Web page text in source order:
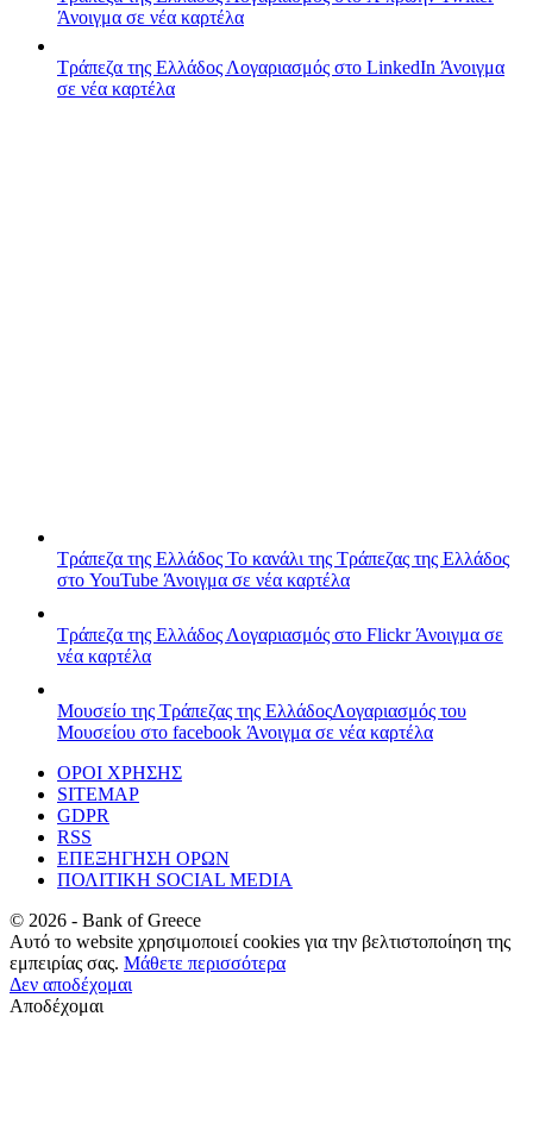
Άνοιγμα σε νέα καρτέλα
Τράπεζα της Ελλάδος Λογαριασμός στο LinkedIn Άνοιγμα
σε νέα καρτέλα
Τράπεζα της Ελλάδος Το κανάλι της Τράπεζας της Ελλάδος
στο YouTube Άνοιγμα σε νέα καρτέλα
Τράπεζα της Ελλάδος Λογαριασμός στο FlickrΆνοιγμα σε
νέα καρτέλα
Μουσείο της Τράπεζας της ΕλλάδοςΛογαριασμός του
Μουσείου στο facebook Άνοιγμα σε νέα καρτέλα
ΟΡΟΙ ΧΡΗΣΗΣ
SITEMAP
GDPR
RSS
ΕΠΕΞΗΓΗΣΗ ΟΡΩΝ
ΠΟΛΙΤΙΚΗ SOCIAL MEDIA
© 2026 - Bank of Greece
Αυτό το website χρησιμοποιεί cookies για την βελτιστοποίηση της
εμπειρίας σας. Μάθετε περισσότερα
Δεν αποδέχομαι
Αποδέχομαι